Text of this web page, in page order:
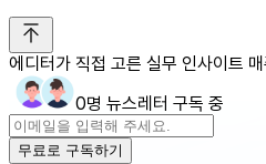
에디터가 직접 고른 실무 인사이트
0명 뉴스레터 구독 중
무료로 구독하기